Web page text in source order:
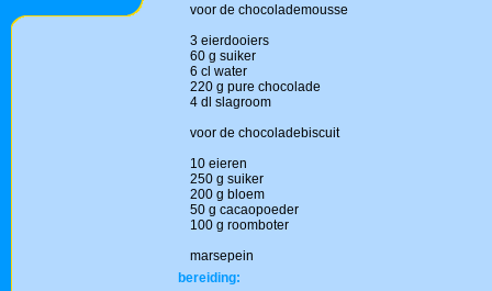
voor de chocolademousse
3 eierdooiers
60 g suiker
6 cl water
220 g pure chocolade
4 dl slagroom
voor de chocoladebiscuit
10 eieren
250 g suiker
200 g bloem
50 g cacaopoeder
100 g roomboter
marsepein
bereiding: